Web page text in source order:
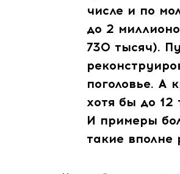
числе и по
до 2
730 тысяч).
поголовье. А
хотя бы до 12
И примеры
такие вполне